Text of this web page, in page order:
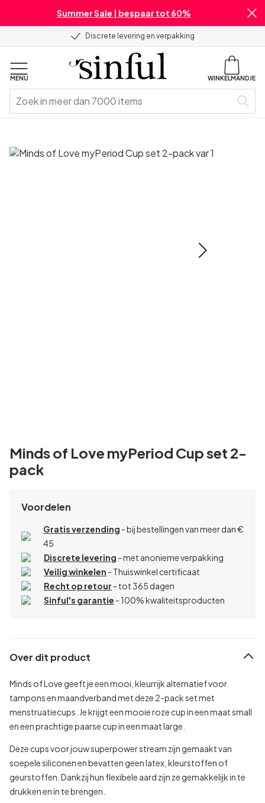
Summer Sale | bespaar tot 60%
Discrete levering en verpakking
MENU WINKELMANDJE
Minds of Love myPeriod Cup set 2-
pack
Voordelen
Gratis verzending - bij bestellingen van meer dan €
45
Discrete levering - met anonieme verpakking
Veilig winkelen - Thuiswinkel certificaat
Recht op retour - tot 365 dagen
Sinful's garantie - 100% kwaliteitsproducten
Over dit product
Minds of Love geeft je een mooi, kleurrijk alternatief voor
tampons en maandverband met deze 2-pack set met
menstruatiecups. Je krijgt een mooie roze cup in een maat small
en een prachtige paarse cup in een maat large.
Deze cups voor jouw superpower stream zijn gemaakt van
soepele siliconen en bevatten geen latex, kleurstoffen of
geurstoffen. Dankzij hun flexibele aard zijn ze gemakkelijk in te
drukken en in te brengen.